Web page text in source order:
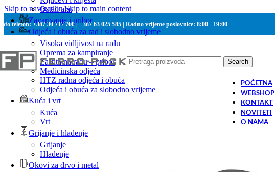
Skip to navigationSkip to main content
telefon: +387 30 717 700 | +387 63 025 585 | Radno vrijeme poslovnice: 8:00 - 19:00
Search
Ostali alat
Zavarivanje i pribor
Odjeća i obuća za rad i slobodno vrijeme
Visoka vidljivost na radu
Oprema za kampiranje
Zaštita na radu – pribor
Medicinska odjeća
HTZ radna odjeća i obuća
Odjeća i obuća za slobodno vrijeme
Kuća i vrt
Kuća
Vrt
Grijanje i hlađenje
Grijanje
Hlađenje
Okovi za drvo i metal
POČETNA
WEBSHOP
KONTAKT
NOVITETI
O NAMA